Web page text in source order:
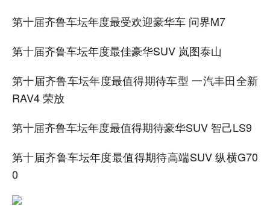
第十届齐鲁车坛年度最受欢迎豪华车 问界M7
第十届齐鲁车坛年度最佳豪华SUV 岚图泰山
第十届齐鲁车坛年度最值得期待车型 一汽丰田全新
RAV4 荣放
第十届齐鲁车坛年度最值得期待豪华SUV 智己LS9
第十届齐鲁车坛年度最值得期待高端SUV 纵横G70
0